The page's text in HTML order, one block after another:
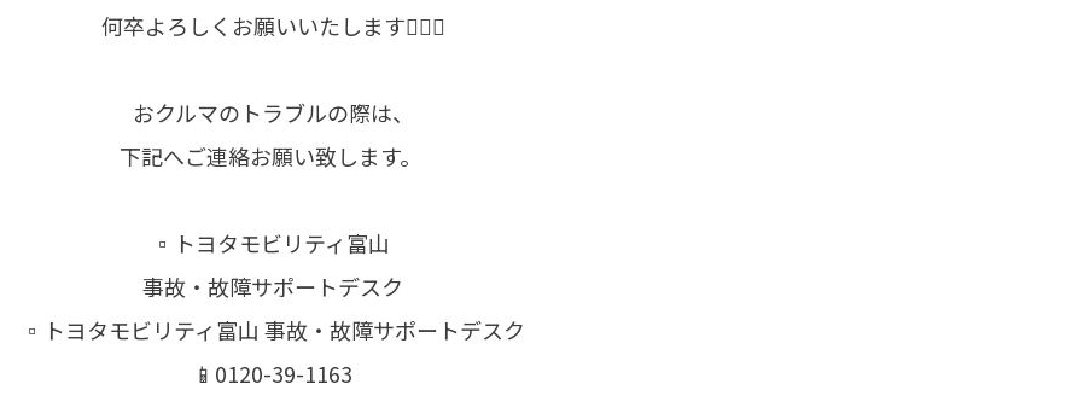
何卒よろしくお願いいたします🙇🏻‍♀️
おクルマのトラブルの際は、
下記へご連絡お願い致します。
▫️トヨタモビリティ富山
事故・故障サポートデスク
▫️トヨタモビリティ富山 事故・故障サポートデスク
📱0120-39-1163